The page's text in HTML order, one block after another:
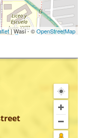
| Wasi - ©OpenStreetMap